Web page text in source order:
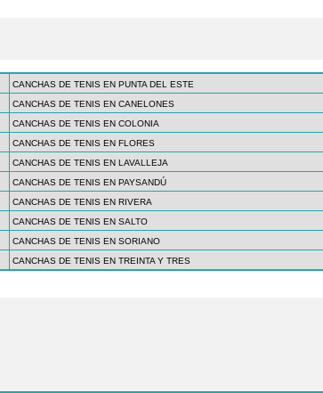
CANCHAS DE TENIS EN PUNTA DEL ESTE
CANCHAS DE TENIS EN CANELONES
CANCHAS DE TENIS EN COLONIA
CANCHAS DE TENIS EN FLORES
CANCHAS DE TENIS EN LAVALLEJA
CANCHAS DE TENIS EN PAYSANDÚ
CANCHAS DE TENIS EN RIVERA
CANCHAS DE TENIS EN SALTO
CANCHAS DE TENIS EN SORIANO
CANCHAS DE TENIS EN TREINTA Y TRES